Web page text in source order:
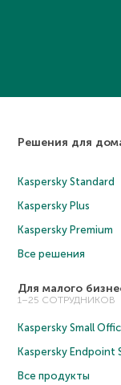
Решения для
Kaspersky Standard
Kaspersky Plus
Kaspersky Premium
Все решения
Для малого
1–25 СОТРУДНИКОВ
Kaspersky Small
Kaspersky Endpoint
Все продукты